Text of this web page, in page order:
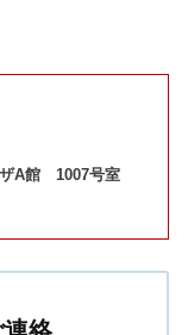
A館 1007号室
絡